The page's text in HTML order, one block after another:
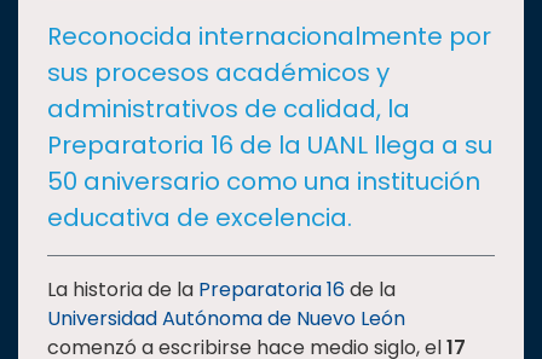
DEPORTES
I+D+IEXPERTOS
SALUD
SUSTENTABILIDAD
Reconocida internacionalmente por
sus procesos académicos y
administrativos de calidad, la
Preparatoria 16 de la UANL llega a su
50 aniversario como una institución
educativa de excelencia.
La historia de la Preparatoria 16de la
Universidad Autónoma de Nuevo León
comenzó a escribirse hace medio siglo, el17